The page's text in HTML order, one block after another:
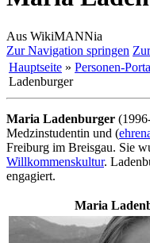
Aus WikiMANNia
Zur Navigation springen
Hauptseite » Personen-
Ladenburger
Maria Ladenburger
Medzinstudentin und (
Freiburg im Breisgau. Sie
Willkommenskultur.
engagiert.
Maria